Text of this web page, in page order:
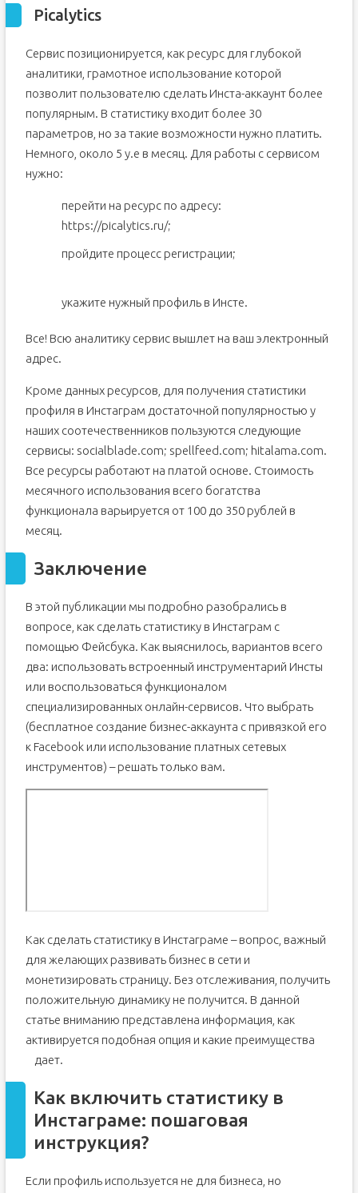
Picalytics
Сервис позиционируется, как ресурс для глубокой
аналитики, грамотное использование которой
позволит пользователю сделать Инста-аккаунт более
популярным. В статистику входит более 30
параметров, но за такие возможности нужно платить.
Немного, около 5 у.е в месяц. Для работы с сервисом
нужно:
перейти на ресурс по адресу:
https://picalytics.ru/;
пройдите процесс регистрации;
укажите нужный профиль в Инсте.
Все! Всю аналитику сервис вышлет на ваш электронный
адрес.
Кроме данных ресурсов, для получения статистики
профиля в Инстаграм достаточной популярностью у
наших соотечественников пользуются следующие
сервисы: socialblade.com; spellfeed.com; hitalama.com.
Все ресурсы работают на платой основе. Стоимость
месячного использования всего богатства
функционала варьируется от 100 до 350 рублей в
месяц.
Заключение
В этой публикации мы подробно разобрались в
вопросе, как сделать статистику в Инстаграм с
помощью Фейсбука. Как выяснилось, вариантов всего
два: использовать встроенный инструментарий Инсты
или воспользоваться функционалом
специализированных онлайн-сервисов. Что выбрать
(бесплатное создание бизнес-аккаунта с привязкой его
к Facebook или использование платных сетевых
инструментов) – решать только вам.
Как сделать статистику в Инстаграме – вопрос, важный
для желающих развивать бизнес в сети и
монетизировать страницу. Без отслеживания, получить
положительную динамику не получится. В данной
статье вниманию представлена информация, как
активируется подобная опция и какие преимущества
дает.
Как включить статистику в
Инстаграме: пошаговая
инструкция?
Если профиль используется не для бизнеса, но